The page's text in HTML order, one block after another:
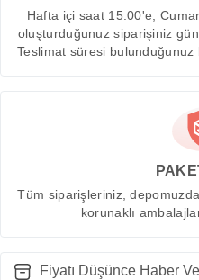
Hafta içi saat 15:00'e,
oluşturduğunuz siparişiniz
Teslimat süresi
Tüm siparişleriniz,
korunaklı
Fiyatı Düşünce Haber